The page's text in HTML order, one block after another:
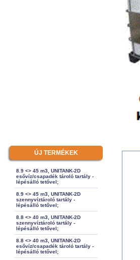
ÚJ TERMÉKEK
8.9 <> 45 m3, UNITANK-2D
esővíz/csapadék tároló tartály -
lépésálló tetővel;
8.9 <> 45 m3, UNITANK-2D
szennyvíztároló tartály -
lépésálló tetővel;
8.8 <> 40 m3, UNITANK-2D
szennyvíztároló tartály -
lépésálló tetővel;
8.8 <> 40 m3, UNITANK-2D
esővíz/csapadék tároló tartály -
lépésálló tetővel;